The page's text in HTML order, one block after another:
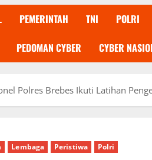
PEMERINTAH TNI POLRI
PEDOMAN CYBER CYBER
Polres Brebes Ikuti Latihan
Lembaga Peristiwa Polri